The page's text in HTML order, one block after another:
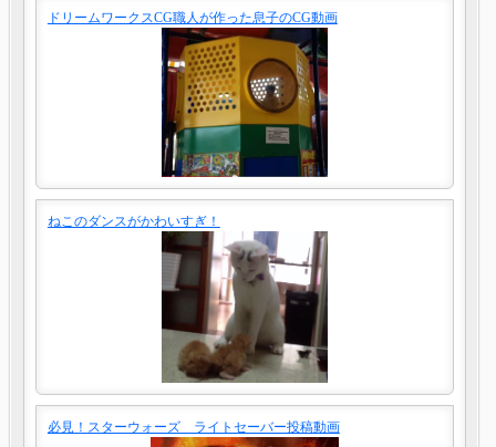
ドリームワークスCG職人が作った息子のCG動画
ねこのダンスがかわいすぎ！
必見！スターウォーズ ライトセーバー投稿動画